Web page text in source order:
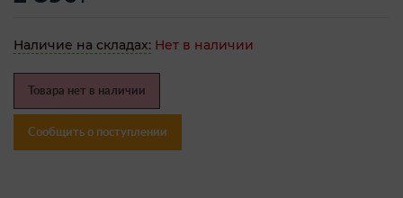
Наличие на складах: Нет в наличии
Товара нет в наличии
Сообщить о поступлении